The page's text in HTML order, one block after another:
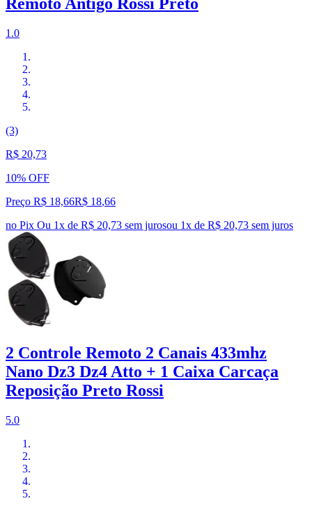
1.0
(3)
R$ 20,73
10% OFF
Preço R$ 18,66R$ 18,66
no Pix Ou 1x de R$ 20,73 sem jurosou 1x de R$ 20,73 sem juros
2 Controle Remoto 2 Canais 433mhz
Nano Dz3 Dz4 Atto + 1 Caixa Carcaça
Reposição Preto Rossi
5.0